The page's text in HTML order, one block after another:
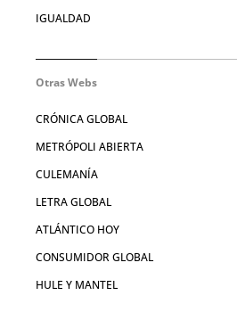
IGUALDAD
Otras Webs
CRÓNICA GLOBAL
METRÓPOLI ABIERTA
CULEMANÍA
LETRA GLOBAL
ATLÁNTICO HOY
CONSUMIDOR GLOBAL
HULE Y MANTEL